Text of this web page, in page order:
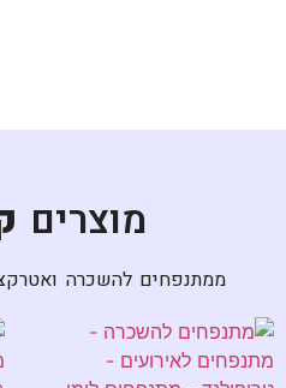
מוצרים
ממתנפחים להשכרה